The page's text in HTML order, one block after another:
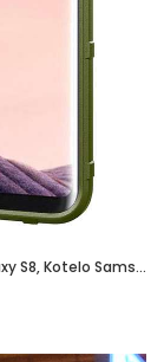
Kuori Samsung Galaxy S8, Kuoret Samsung Galaxy S8, Kotelo Samsung Galaxy S8 Persoonallisuus Luova Tä